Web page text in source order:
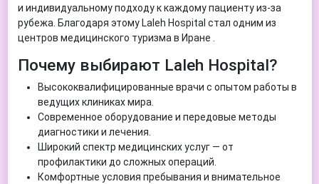
и индивидуальному подходу к каждому пациенту из-за
рубежа. Благодаря этому Laleh Hospital стал одним из
центров медицинского туризма в Иране .
Почему выбирают Laleh Hospital?
Высококвалифицированные врачи с опытом работы в
ведущих клиниках мира.
Современное оборудование и передовые методы
диагностики и лечения.
Широкий спектр медицинских услуг — от
профилактики до сложных операций.
Комфортные условия пребывания и внимательное